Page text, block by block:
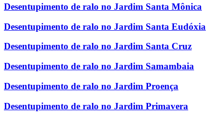
Desentupimento de ralo no Jardim Santa Mônica
Desentupimento de ralo no Jardim Santa Eudóxia
Desentupimento de ralo no Jardim Santa Cruz
Desentupimento de ralo no Jardim Samambaia
Desentupimento de ralo no Jardim Proença
Desentupimento de ralo no Jardim Primavera